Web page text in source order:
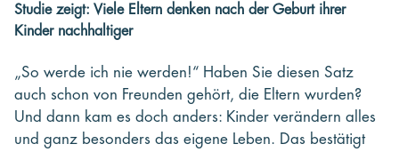
Studie zeigt: Viele Eltern denken nach der Geburt ihrer
Kinder nachhaltiger
„So werde ich nie werden!“ Haben Sie diesen Satz
auch schon von Freunden gehört, die Eltern wurden?
Und dann kam es doch anders: Kinder verändern alles
und ganz besonders das eigene Leben. Das bestätigt